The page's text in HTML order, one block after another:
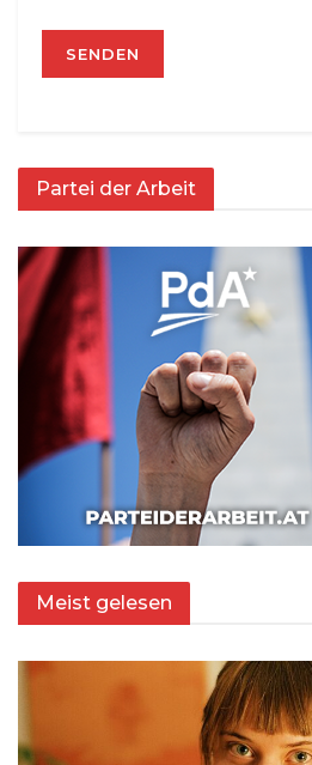
Partei der Arbeit
Meist gelesen